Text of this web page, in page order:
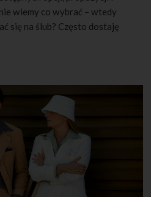
wiemy co wybrać – wtedy
się na ślub? Często dostaję